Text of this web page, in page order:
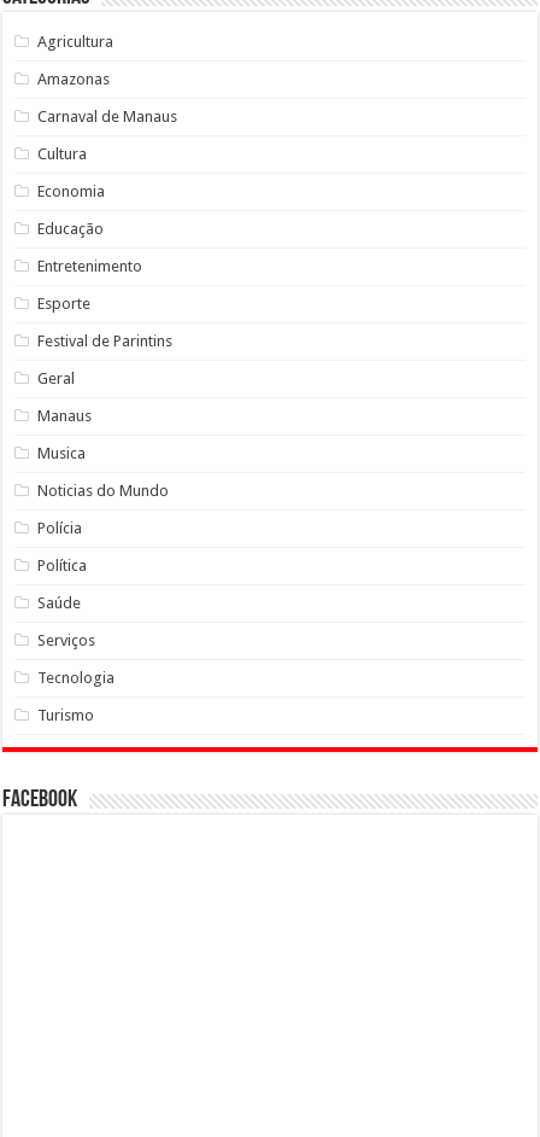
Agricultura
Amazonas
Carnaval de Manaus
Cultura
Economia
Educação
Entretenimento
Esporte
Festival de Parintins
Geral
Manaus
Musica
Noticias do Mundo
Polícia
Política
Saúde
Serviços
Tecnologia
Turismo
Facebook